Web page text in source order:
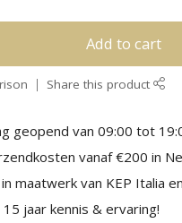
Add to cart
Share this product
geopend van 09:00 tot
vanaf €200 in
maatwerk van KEP Italia
jaar kennis & ervaring!